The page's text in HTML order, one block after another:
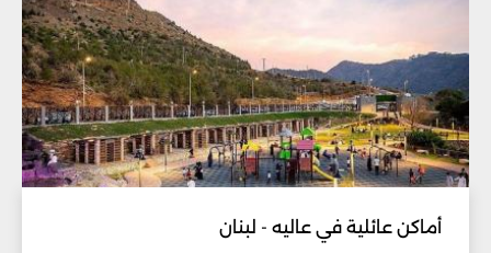
أماكن عائلية في عاليه - لبنان